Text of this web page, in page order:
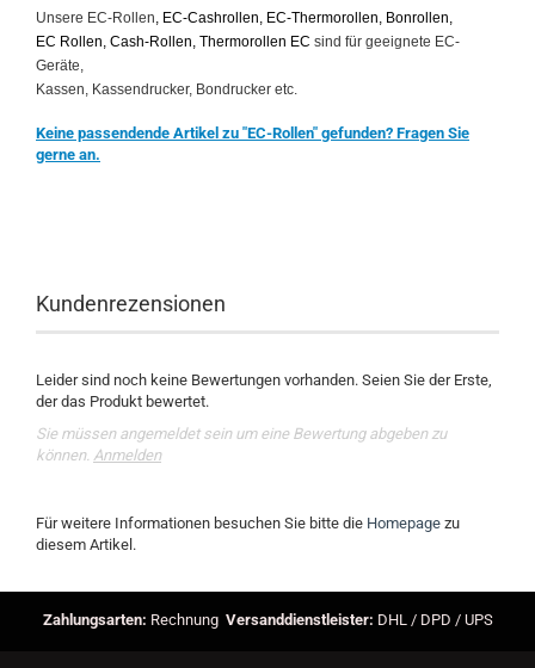
Unsere EC-Rollen, EC-Cashrollen, EC-Thermorollen, Bonrollen,
EC Rollen, Cash-Rollen, Thermorollen EC sind für geeignete EC-
Geräte,
Kassen, Kassendrucker, Bondrucker etc.
Keine passendende Artikel zu "EC-Rollen" gefunden? Fragen Sie
gerne an.
Kundenrezensionen
Leider sind noch keine Bewertungen vorhanden. Seien Sie der Erste,
der das Produkt bewertet.
Sie müssen angemeldet sein um eine Bewertung abgeben zu
können. Anmelden
Für weitere Informationen besuchen Sie bitte die Homepage zu
diesem Artikel.
Zahlungsarten: Rechnung Versanddienstleister: DHL / DPD / UPS